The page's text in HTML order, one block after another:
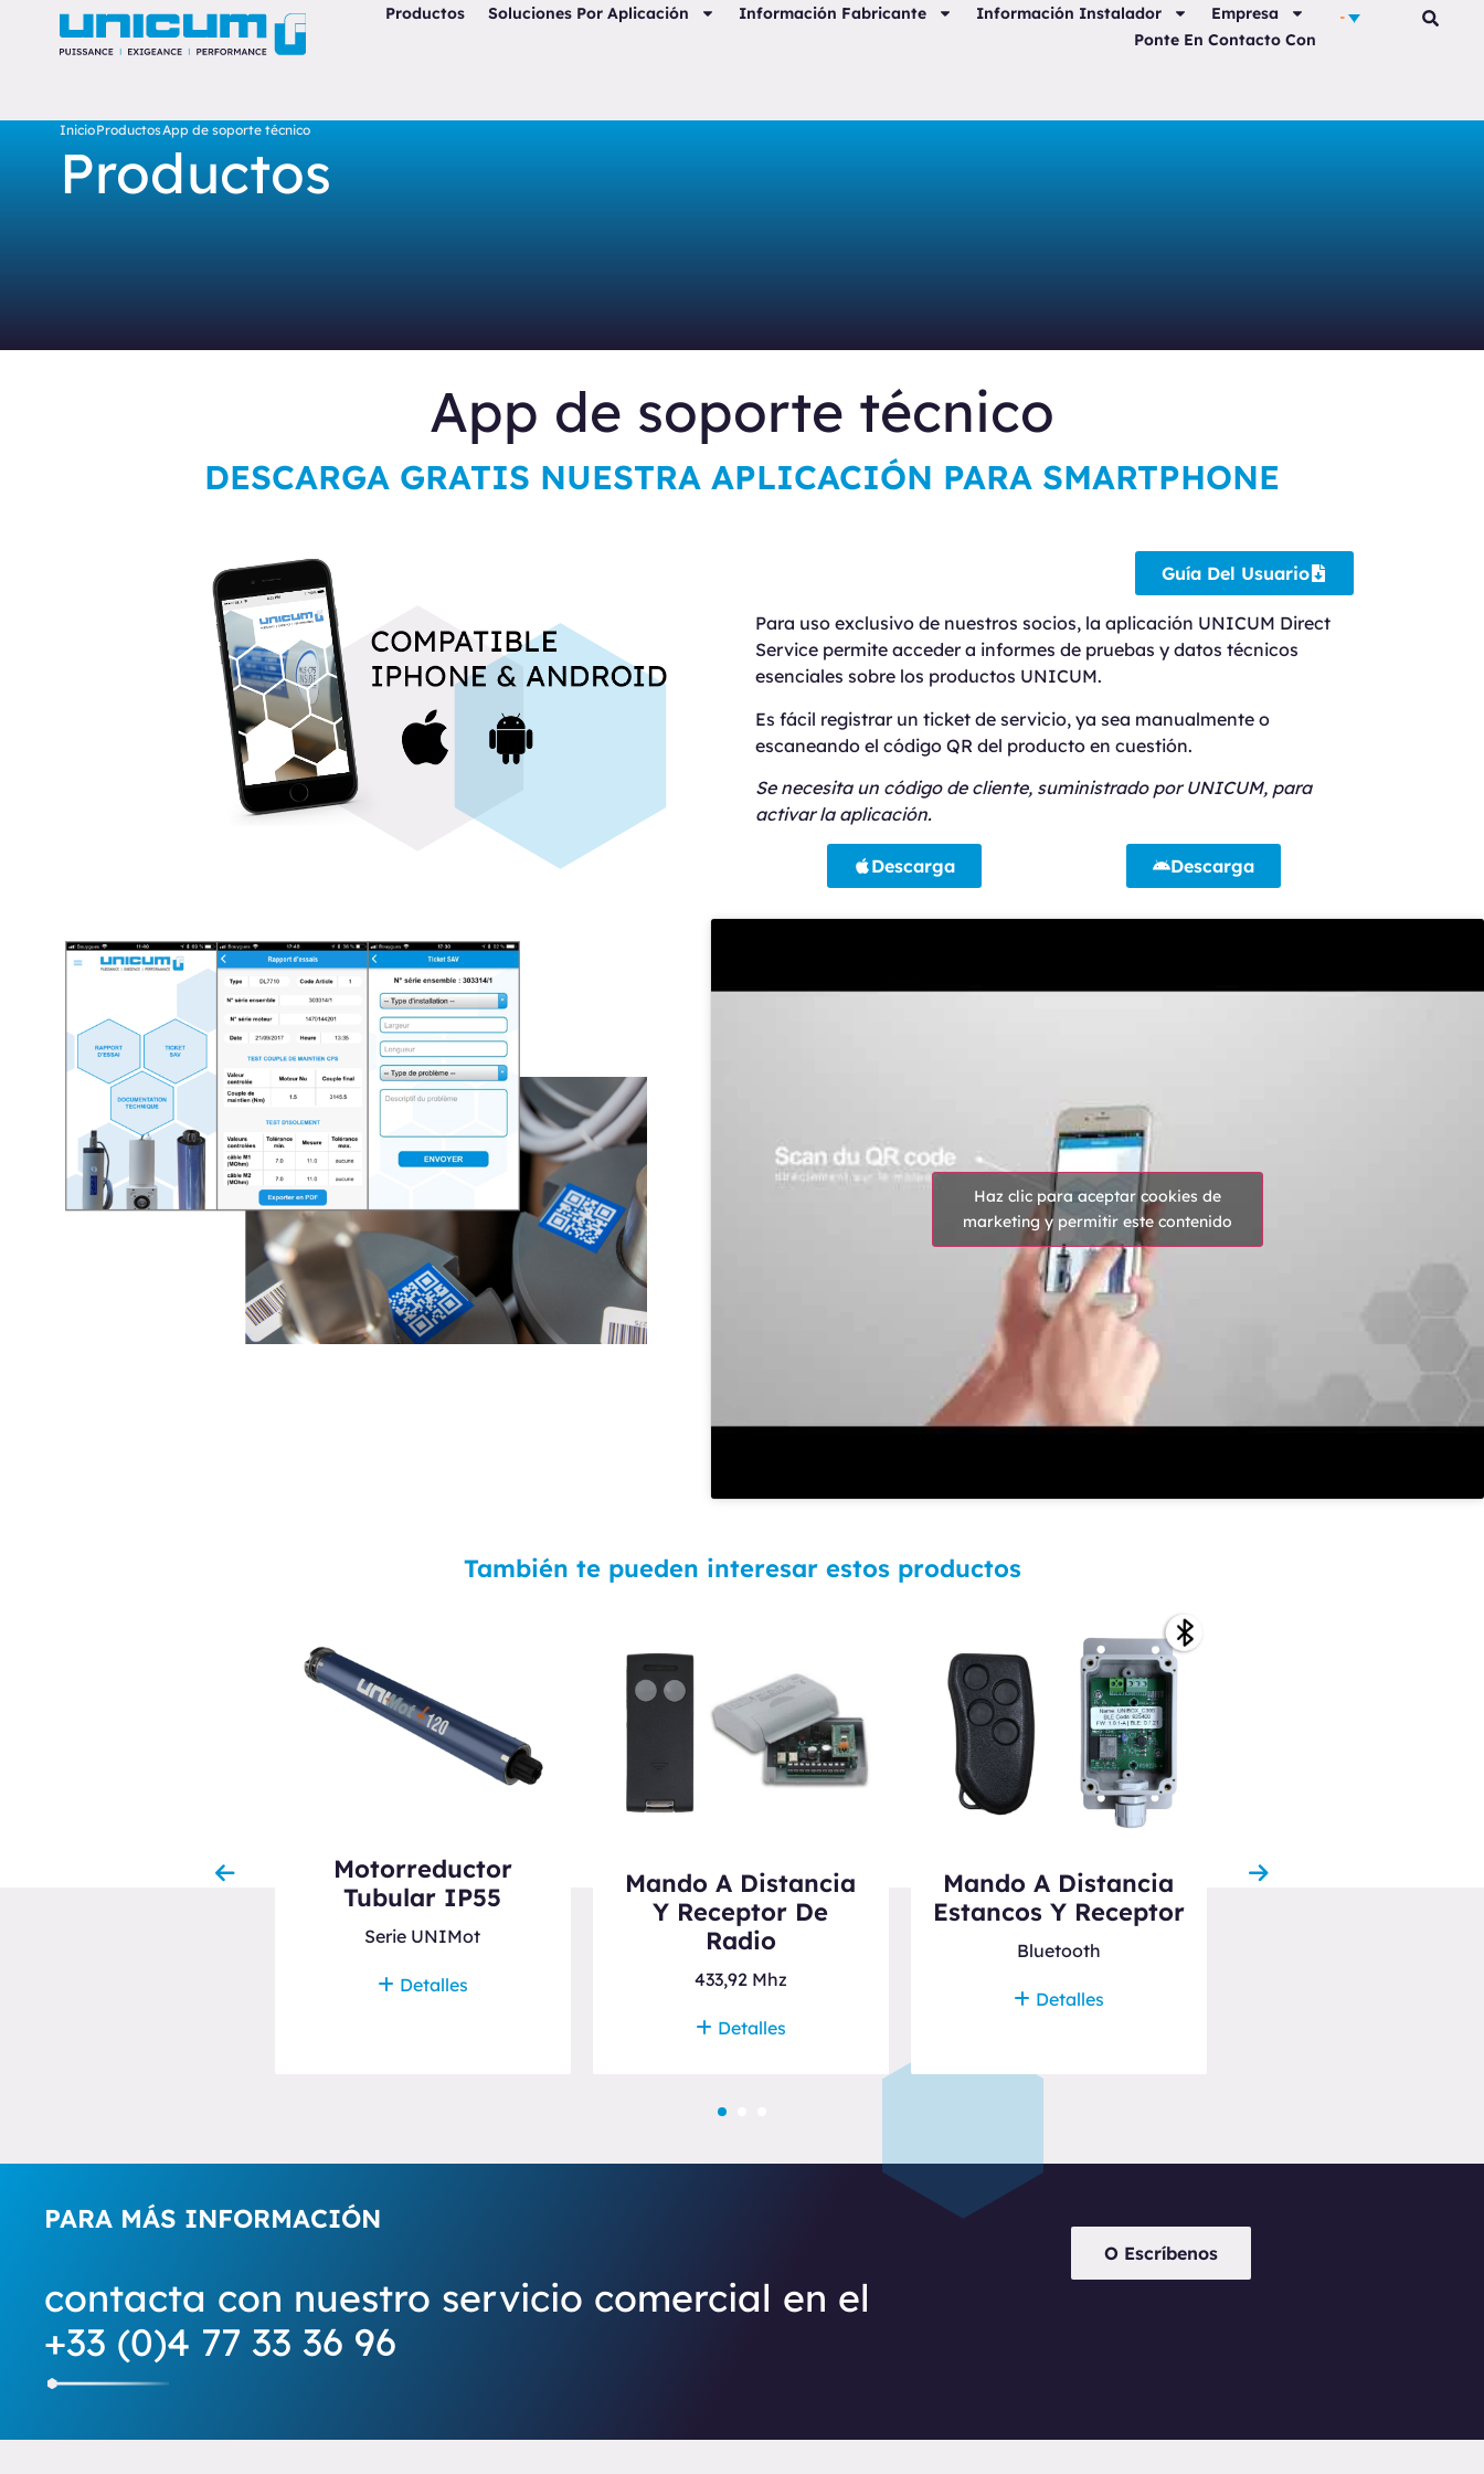
Productos Soluciones Por Aplicación Información Fabricante Información Instalador
Empresa
Ponte En Contacto Con
InicioProductosApp de soporte técnico
Productos
App de soporte técnico
DESCARGA GRATIS NUESTRA APLICACIÓN PARA SMARTPHONE
Guía Del Usuario
Para uso exclusivo de nuestros socios, la aplicación UNICUM Direct
Service permite acceder a informes de pruebas y datos técnicos
esenciales sobre los productos UNICUM.
Es fácil registrar un ticket de servicio, ya sea manualmente o
escaneando el código QR del producto en cuestión.
Se necesita un código de cliente, suministrado por UNICUM, para
activar la aplicación.
Descarga Descarga
Haz clic para aceptar cookies de
marketing y permitir este contenido
También te pueden interesar estos productos
A Distancia
Motorreductor
Tubular IP55
Serie UNIMot
Detalles
Mando A Distancia
Y Receptor De
Radio
433,92 Mhz
Detalles
Mando A Distancia
Estancos Y Receptor
Bluetooth
Detalles
PARA MÁS INFORMACIÓN
contacta con nuestro servicio comercial en el
+33 (0)4 77 33 36 96
O Escríbenos